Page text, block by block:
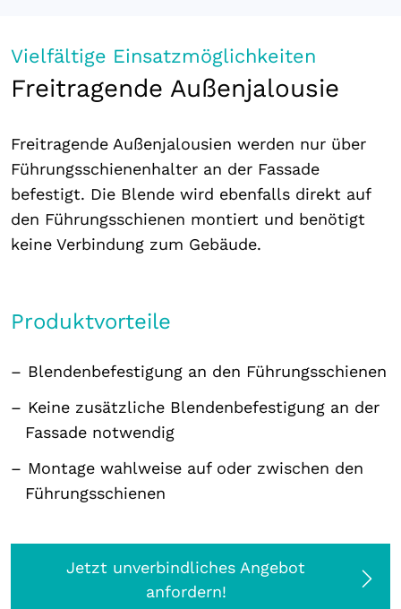
Vielfältige Einsatzmöglichkeiten
Freitragende Außenjalousie
Freitragende Außenjalousien werden nur über
Führungsschienenhalter an der Fassade
befestigt. Die Blende wird ebenfalls direkt auf
den Führungsschienen montiert und benötigt
keine Verbindung zum Gebäude.
Produktvorteile
Blendenbefestigung an den Führungsschienen
Keine zusätzliche Blendenbefestigung an der
Fassade notwendig
Montage wahlweise auf oder zwischen den
Führungsschienen
Jetzt unverbindliches Angebot
anfordern!